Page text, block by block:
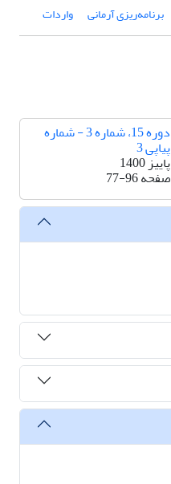
برنامه‌ریزی آرمانی واردات
دوره 15، شماره 3 - شماره
پیاپی 3
پاییز 1400
صفحه77-96